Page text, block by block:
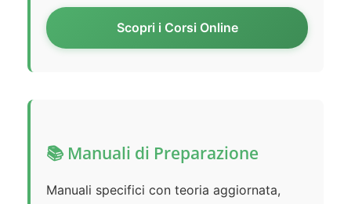
Scopri i Corsi Online
📚 Manuali di Preparazione
Manuali specifici con teoria aggiornata,